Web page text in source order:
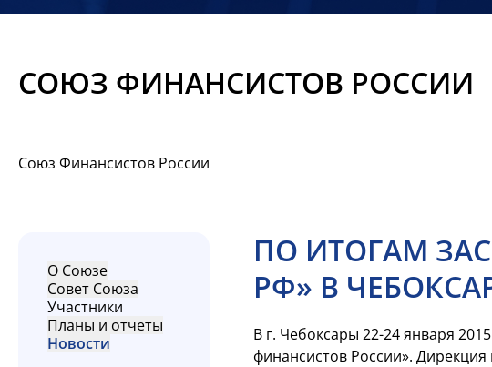
СОЮЗ ФИНАНСИСТОВ РОССИИ
Союз Финансистов России
О Союзе
Совет Союза
Участники
Планы и отчеты
Новости
ПО ИТОГАМ
РФ» В
В г. Чебоксары 22-24января
финансистов России».